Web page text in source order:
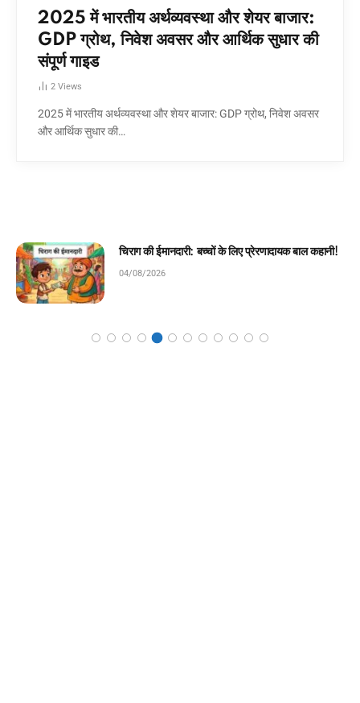
2025 में भारतीय अर्थव्यवस्था और शेयर बाजार:
GDP ग्रोथ, निवेश अवसर और आर्थिक सुधार की
संपूर्ण गाइड
2 Views
2025 में भारतीय अर्थव्यवस्था और शेयर बाजार: GDP ग्रोथ, निवेश अवसर
और आर्थिक सुधार की…
की ईमानदारी: बच्चों के लिए प्रेरणादायक बाल कहानी!
2026
मेहनत